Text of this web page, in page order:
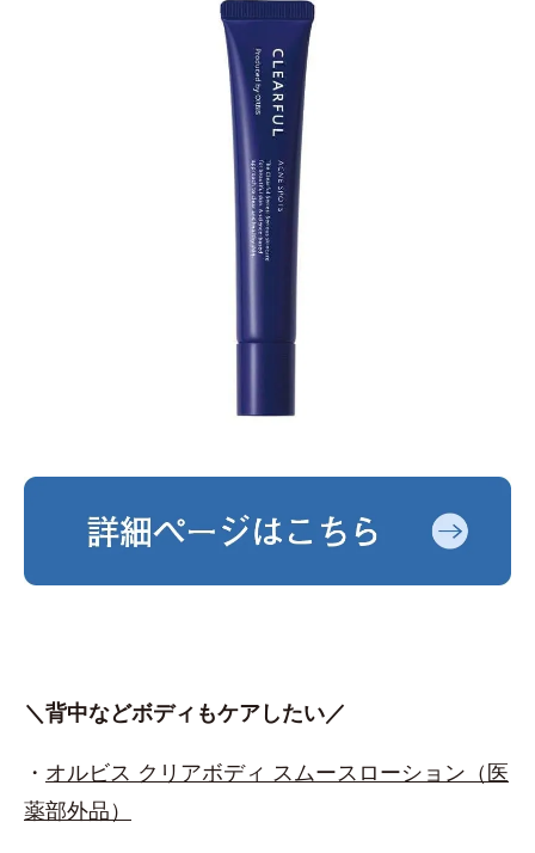
＼背中などボディもケアしたい／
・ オルビス クリアボディ スムースローション（医
薬部外品）